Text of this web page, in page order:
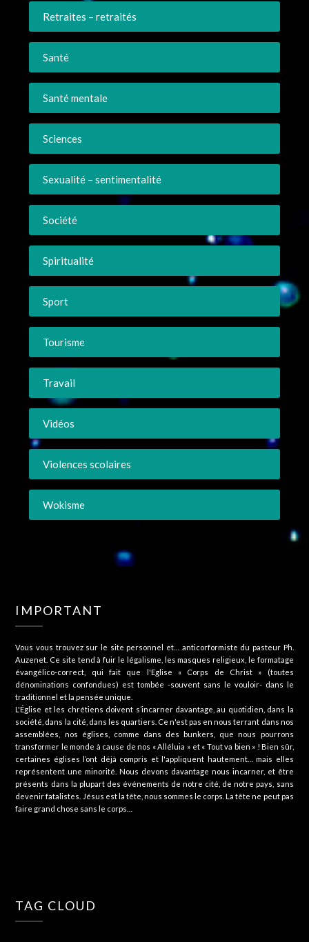
Retraites – retraités
Santé
Santé mentale
Sciences
Sexualité – sentimentalité
Société
Spiritualité
Sport
Tourisme
Travail
Vidéos
Violences scolaires
Wokisme
IMPORTANT
Vous vous trouvez sur le site personnel et… anticorformiste du pasteur Ph.
Auzenet. Ce site tend à fuir le légalisme, les masques religieux, le formatage
évangélico-correct, qui fait que l'Eglise « Corps de Christ » (toutes
dénominations confondues) est tombée -souvent sans le vouloir- dans le
traditionnel et la pensée unique.
L'Église et les chrétiens doivent s’incarner davantage, au quotidien, dans la
société, dans la cité, dans les quartiers. Ce n'est pas en nous terrant dans nos
assemblées, nos églises, comme dans des bunkers, que nous pourrons
transformer le monde à cause de nos « Alléluia » et « Tout va bien » ! Bien sûr,
certaines églises l’ont déjà compris et l'appliquent hautement… mais elles
représentent une minorité. Nous devons davantage nous incarner, et être
présents dans la plupart des événements de notre cité, de notre pays, sans
devenir fatalistes. Jésus est la tête, nous sommes le corps. La tête ne peut pas
faire grand chose sans le corps…
TAG CLOUD